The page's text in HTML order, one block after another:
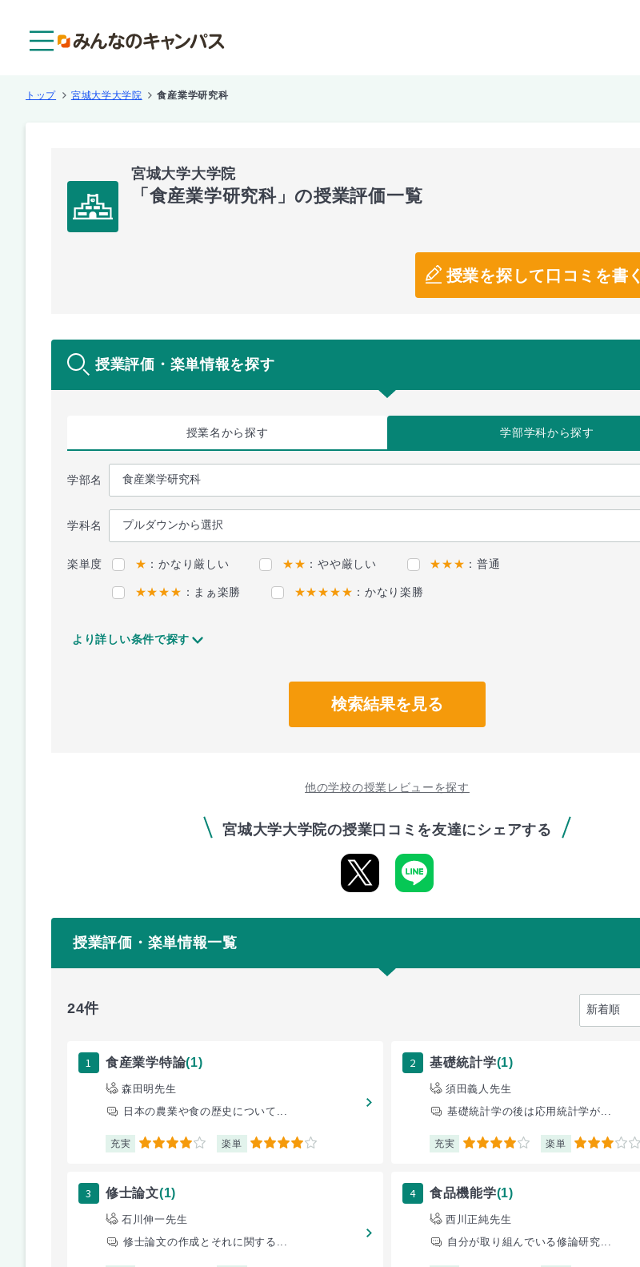
トップ 宮城大学大学院 食産業学研究科
宮城大学大学院
「食産業学研究科」の授業評価一覧
授業を探して口コミを書く
授業評価・楽単情報を探す
授業名から探す 学部学科から探す
学部名
学科名
楽単度 ★ ：かなり厳しい ★★ ：やや厳しい ★★★ ：普通
★★★★ ：まぁ楽勝 ★★★★★ ：かなり楽勝
より詳しい条件で探す
検索結果を見る
他の学校の授業レビューを探す
宮城大学大学院の授業口コミを友達にシェアする
授業評価・楽単情報一覧
24件
1 食産業学特論(1)
森田明先生
日本の農業や食の歴史について...
充実 4 楽単 4
2 基礎統計学(1)
須田義人先生
基礎統計学の後は応用統計学が...
充実 4 楽単 3
3 修士論文(1)
石川伸一先生
修士論文の作成とそれに関する...
4 食品機能学(1)
西川正純先生
自分が取り組んでいる修論研究...